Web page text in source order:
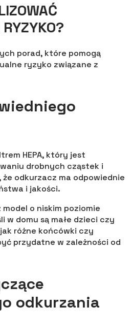
porad, które pomogą
ryzyko związane z
HEPA, który jest
drobnych cząstek i
że odkurzacz ma odpowiednie
i jakości.
o niskim poziomie
w domu są małe dzieci czy
różne końcówki czy
przydatne w zależności od
odkurzania